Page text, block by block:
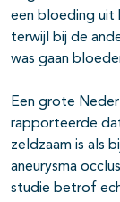
een bloeding uit
terwijl bij de
was gaan
Een grote
rapporteerde
zeldzaam is als
aneurysma
studie betrof